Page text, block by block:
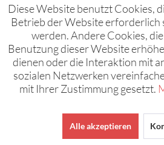
Diese Website benutzt Cookies,
Betrieb der Website erforderlich
werden. Andere Cookies,
Benutzung dieser Website
dienen oder die Interaktion mit
sozialen Netzwerken
mit Ihrer Zustimmung gesetzt.
Alle akzeptieren